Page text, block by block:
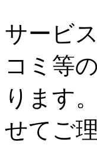
サービ
コミ等
ります
せてご